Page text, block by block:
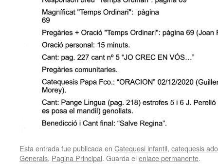
Esta entrada fue publicada en Catequesi infantil, catequesis
Generals, Pagina Principal. Guarda el enlace permanente.